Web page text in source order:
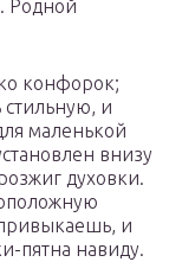
Родной
конфорок;
стильную, и
маленькой
внизу
духовки.
и
пятна навиду.